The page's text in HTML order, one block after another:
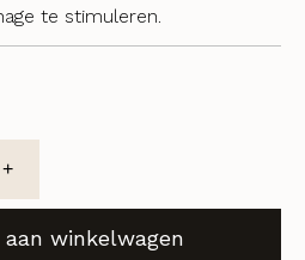
te stimuleren.
+
aan winkelwagen